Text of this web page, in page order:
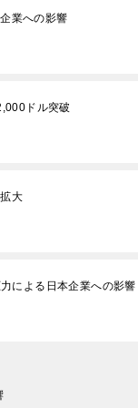
業への影響
ドル突破
大
による日本企業への影響